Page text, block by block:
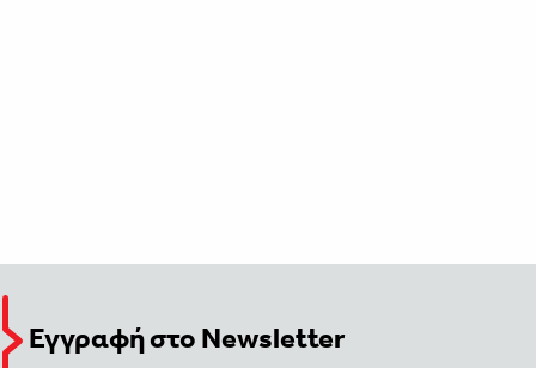
Εγγραφή στο Newsletter